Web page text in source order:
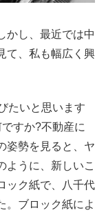
かし、最近では中
て、私も幅広く興
たいと思います
すか?不動産に
姿勢を見ると、ヤ
ように、新しいこ
ック紙で、八千代
。ブロック紙によ